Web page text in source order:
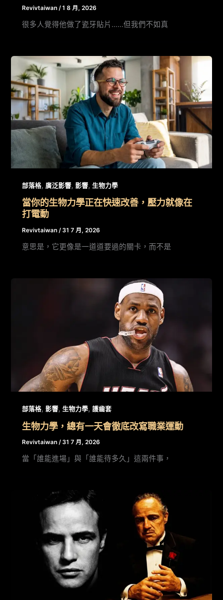
Revivtaiwan/1 8 月, 2026
很多人覺得他做了瓷牙貼片……但我們不如真
部落格, 廣泛影響,影響,生物力學
當你的生物力學正在快速改善，壓力就像在
打電動
Revivtaiwan/31 7 月, 2026
意思是，它更像是一道道要過的關卡，而不是
部落格,影響,生物力學,護齒套
生物力學，總有一天會徹底改寫職業運動
Revivtaiwan/31 7 月, 2026
當「誰能進場」與「誰能待多久」這兩件事，